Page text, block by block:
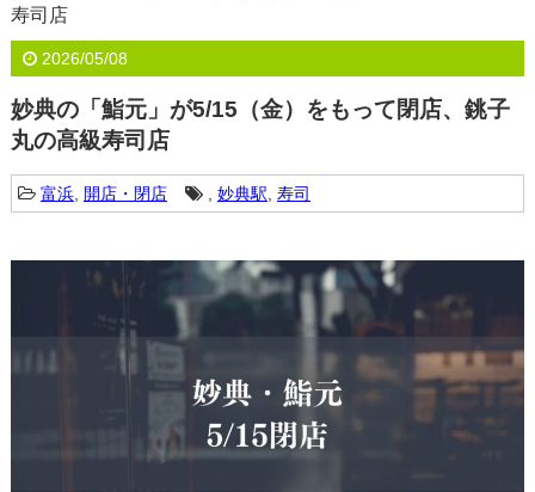
寿司店
2026/05/08
妙典の「鮨元」が5/15（金）をもって閉店、銚子
丸の高級寿司店
富浜, 開店・閉店 , 妙典駅 寿司